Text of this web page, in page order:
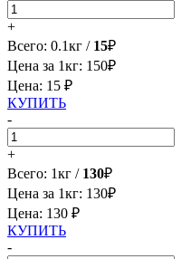
+
Всего: 0.1кг / 15₽
Цена за 1кг: 150₽
Цена: 15 ₽
КУПИТЬ
-
+
Всего: 1кг / 130₽
Цена за 1кг: 130₽
Цена: 130 ₽
КУПИТЬ
-